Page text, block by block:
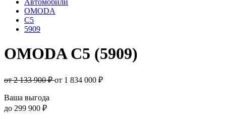
OMODA
C5
5909
OMODA C5 (5909)
от 2 133 900 ₽от 1 834 000 ₽
Ваша выгода
до 299 900 ₽